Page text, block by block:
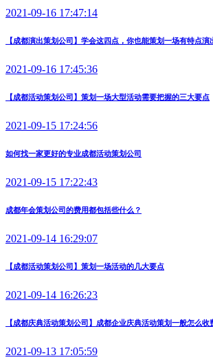
2021-09-16 17:47:14
【成都演出策划公司】学会这四点，你也能策划一场有特点演
2021-09-16 17:45:36
【成都活动策划公司】策划一场大型活动需要把握的三大要点
2021-09-15 17:24:56
如何找一家更好的专业成都活动策划公司
2021-09-15 17:22:43
成都年会策划公司的费用都包括些什么？
2021-09-14 16:29:07
【成都活动策划公司】策划一场活动的几大要点
2021-09-14 16:26:23
【成都庆典活动策划公司】成都企业庆典活动策划一般怎么收
2021-09-13 17:05:59